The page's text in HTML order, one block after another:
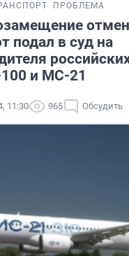
ПРОБЛЕМА
подал в суд на
и МС-21
11:30 965 Обсудить